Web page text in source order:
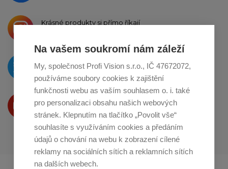
Krásné produkty si přímo říkají
O novinkách píšeme
naTwitteru
Produkty Vám představujeme
na Youtube
Na vašem soukromí nám záleží
My, společnost Profi Vision s.r.o., IČ 47672072,
používáme soubory cookies k zajištění
funkčnosti webu as vaším souhlasem o. i. také
pro personalizaci obsahu našich webových
stránek. Klepnutím na tlačítko „Povolit vše“
souhlasíte s využíváním cookies a předáním
údajů o chování na webu k zobrazení cílené
reklamy na sociálních sítích a reklamních sítích
na dalších webech.